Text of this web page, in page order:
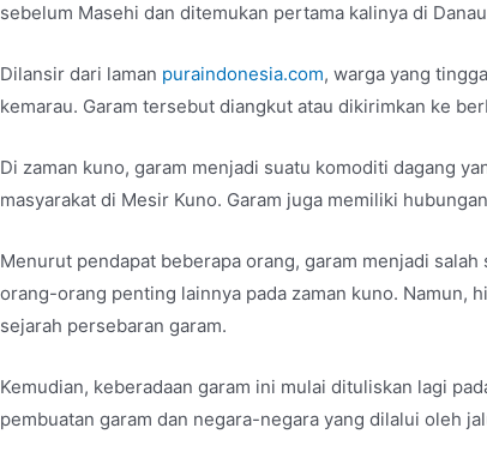
sebelum Masehi dan ditemukan pertama kalinya di
Dilansir dari laman puraindonesia.com, warga yang
kemarau. Garam tersebut diangkut atau dikirimkan ke
Di zaman kuno, garam menjadi suatu komoditi dagang
masyarakat di Mesir Kuno. Garam juga memiliki
Menurut pendapat beberapa orang, garam menjadi
orang-orang penting lainnya pada zaman kuno. Namun,
sejarah persebaran garam.
Kemudian, keberadaan garam ini mulai dituliskan lagi
pembuatan garam dan negara-negara yang dilalui oleh